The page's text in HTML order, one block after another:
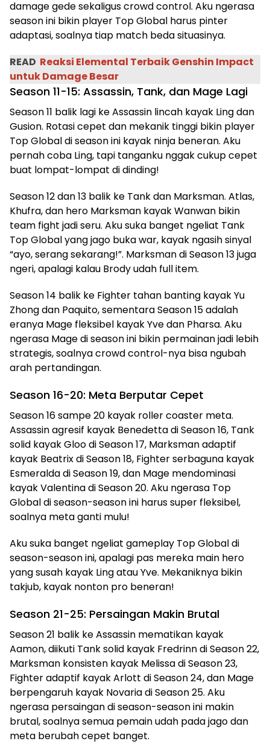
damage gede sekaligus crowd control. Aku ngerasa
season ini bikin player Top Global harus pinter
adaptasi, soalnya tiap match beda situasinya.
READ Reaksi Elemental Terbaik Genshin Impact
untuk Damage Besar
Season 11-15: Assassin, Tank, dan Mage Lagi
Season 11 balik lagi ke Assassin lincah kayak Ling dan
Gusion. Rotasi cepet dan mekanik tinggi bikin player
Top Global di season ini kayak ninja beneran. Aku
pernah coba Ling, tapi tanganku nggak cukup cepet
buat lompat-lompat di dinding!
Season 12 dan 13 balik ke Tank dan Marksman. Atlas,
Khufra, dan hero Marksman kayak Wanwan bikin
team fight jadi seru. Aku suka banget ngeliat Tank
Top Global yang jago buka war, kayak ngasih sinyal
“ayo, serang sekarang!”. Marksman di Season 13 juga
ngeri, apalagi kalau Brody udah full item.
Season 14 balik ke Fighter tahan banting kayak Yu
Zhong dan Paquito, sementara Season 15 adalah
eranya Mage fleksibel kayak Yve dan Pharsa. Aku
ngerasa Mage di season ini bikin permainan jadi lebih
strategis, soalnya crowd control-nya bisa ngubah
arah pertandingan.
Season 16-20: Meta Berputar Cepet
Season 16 sampe 20 kayak roller coaster meta.
Assassin agresif kayak Benedetta di Season 16, Tank
solid kayak Gloo di Season 17, Marksman adaptif
kayak Beatrix di Season 18, Fighter serbaguna kayak
Esmeralda di Season 19, dan Mage mendominasi
kayak Valentina di Season 20. Aku ngerasa Top
Global di season-season ini harus super fleksibel,
soalnya meta ganti mulu!
Aku suka banget ngeliat gameplay Top Global di
season-season ini, apalagi pas mereka main hero
yang susah kayak Ling atau Yve. Mekaniknya bikin
takjub, kayak nonton pro beneran!
Season 21-25: Persaingan Makin Brutal
Season 21 balik ke Assassin mematikan kayak
Aamon, diikuti Tank solid kayak Fredrinn di Season 22,
Marksman konsisten kayak Melissa di Season 23,
Fighter adaptif kayak Arlott di Season 24, dan Mage
berpengaruh kayak Novaria di Season 25. Aku
ngerasa persaingan di season-season ini makin
brutal, soalnya semua pemain udah pada jago dan
meta berubah cepet banget.